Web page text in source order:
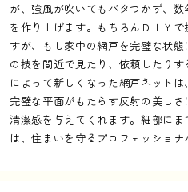
が、強風が吹いてもバタつかず、
を作り上げます。もちろんＤＩＹ
すが、もし家中の網戸を完璧な状
の技を間近で見たり、依頼したり
によって新しくなった網戸ネット
完璧な平面がもたらす反射の美し
清潔感を与えてくれます。細部に
は、住まいを守るプロフェッショナ